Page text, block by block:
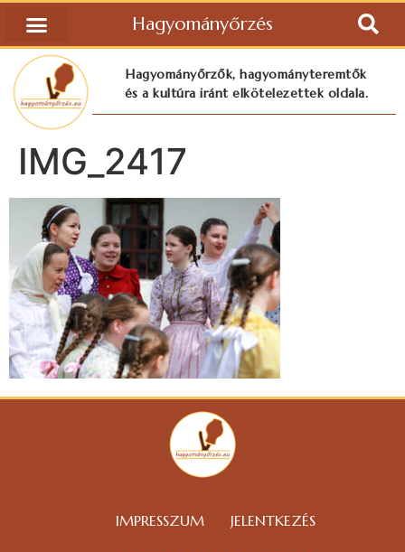
Hagyományőrzés
Hagyományőrzők, hagyományteremtők
és a kultúra iránt elkötelezettek oldala.
IMG_2417
IMPRESSZUM JELENTKEZÉS